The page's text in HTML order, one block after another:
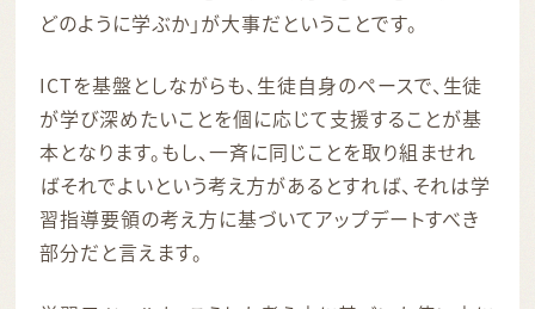
どのように学ぶか」が大事だということです。
ICTを基盤としながらも、生徒自身のペースで、生徒
が学び深めたいことを個に応じて支援することが基
本となります。もし、一斉に同じことを取り組ませれ
ばそれでよいという考え方があるとすれば、それは学
習指導要領の考え方に基づいてアップデートすべき
部分だと言えます。